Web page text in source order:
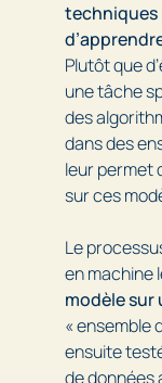
techniques
Plutôt que
une tâche
des
dans des
leur permet
sur ces
Le
en machine
modèle sur
« ensemble
ensuite
de données